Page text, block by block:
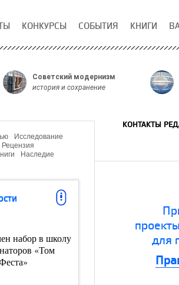
КОНКУРСЫ СОБЫТИЯ КНИГИ
Советский модернизм
история и сохранение
Исследование
Рецензия
Наследие
набор в школу
«Том
КОНТАКТЫ
для